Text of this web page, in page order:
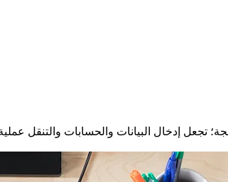
تجعل إدخال البيانات والحسابات والتنقل